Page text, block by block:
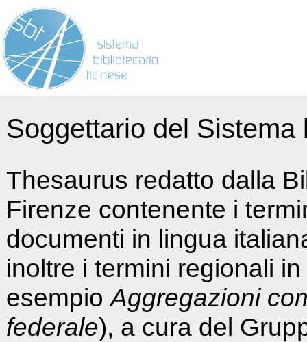
Soggettario del
Thesaurus redatto dalla
Firenze contenente i
documenti in lingua
inoltre i termini regionali
esempioAggregazioni
federale), a cura del